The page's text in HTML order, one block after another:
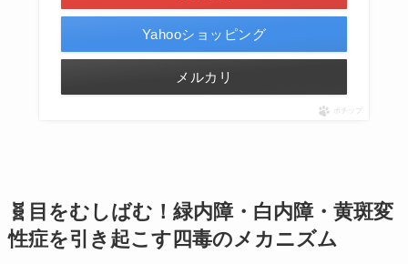
Yahooショッピング
メルカリ
ポチップ
🧬目をむしばむ！緑内障・白内障・黄斑変
性症を引き起こす四毒のメカニズム